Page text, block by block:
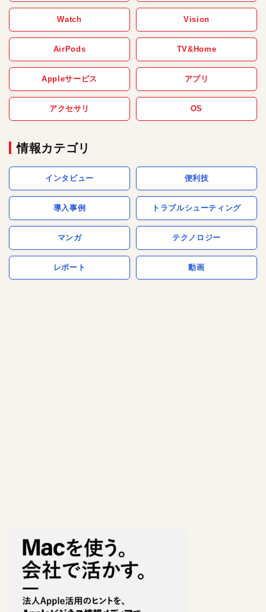
Watch Vision
AirPods TV&Home
Appleサービス アプリ
アクセサリ OS
情報カテゴリ
インタビュー 便利技
導入事例 トラブルシューティング
マンガ テクノロジー
レポート 動画